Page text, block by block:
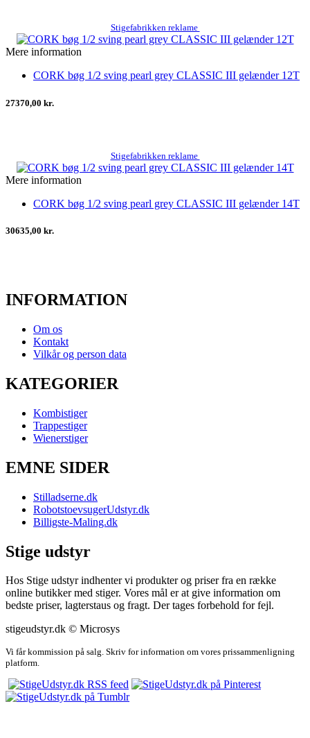
Stigefabrikken reklame
Mere information
CORK bøg 1/2 sving pearl grey CLASSIC III gelænder 12T
27370,00 kr.
Stigefabrikken reklame
Mere information
CORK bøg 1/2 sving pearl grey CLASSIC III gelænder 14T
30635,00 kr.
INFORMATION
Om os
Kontakt
Vilkår og person data
KATEGORIER
Kombistiger
Trappestiger
Wienerstiger
EMNE SIDER
Stilladserne.dk
RobotstoevsugerUdstyr.dk
Billigste-Maling.dk
Stige udstyr
Hos Stige udstyr indhenter vi produkter og priser fra en række
online butikker med stiger. Vores mål er at give information om
bedste priser, lagterstaus og fragt. Der tages forbehold for fejl.
stigeudstyr.dk © Microsys
Vi får kommission på salg. Skriv for information om vores prissammenligning
platform.